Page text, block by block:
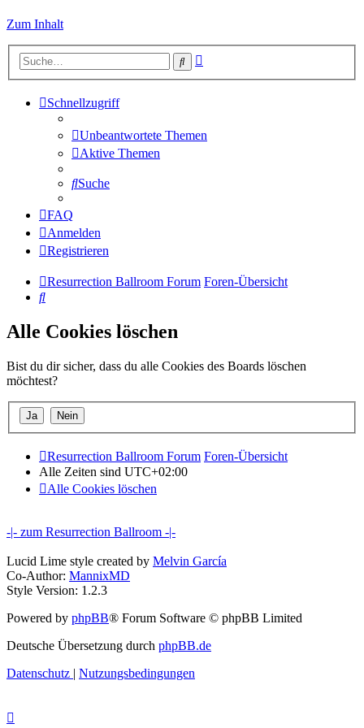
Zum Inhalt
Suche
Schnellzugriff
Unbeantwortete Themen
Aktive Themen
Suche
FAQ
Anmelden
Registrieren
Resurrection Ballroom Forum Foren-Übersicht
Suche
Alle Cookies löschen
Bist du dir sicher, dass du alle Cookies des Boards löschen
möchtest?
Resurrection Ballroom Forum Foren-Übersicht
Alle Zeiten sind UTC+02:00
Alle Cookies löschen
-|- zum Resurrection Ballroom -|-
Lucid Lime style created by Melvin García
Co-Author: MannixMD
Style Version: 1.2.3
Powered by phpBB® Forum Software © phpBB Limited
Deutsche Übersetzung durch phpBB.de
Datenschutz | Nutzungsbedingungen